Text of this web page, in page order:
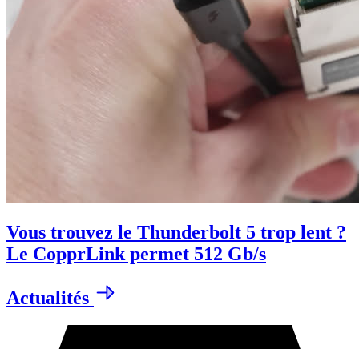
Vous trouvez le Thunderbolt 5 trop lent ?
Le CopprLink permet 512 Gb/s
Actualités